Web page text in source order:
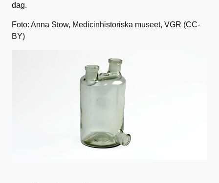
dag.
Foto: Anna Stow, Medicinhistoriska museet, VGR (CC-
BY)